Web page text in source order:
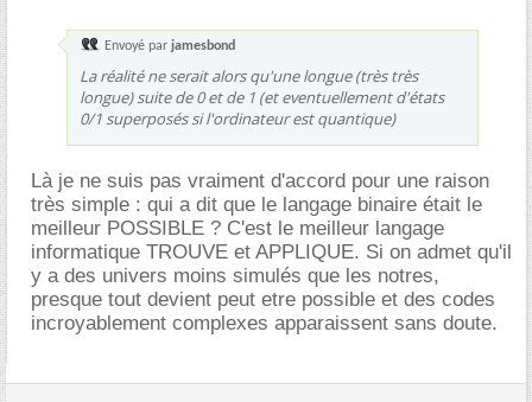
Envoyé par jamesbond
La réalité ne serait alors qu'une longue (très très
longue) suite de 0 et de 1 (et eventuellement d'états
0/1 superposés si l'ordinateur est quantique)
Là je ne suis pas vraiment d'accord pour une raison
très simple : qui a dit que le langage binaire était le
meilleur POSSIBLE ? C'est le meilleur langage
informatique TROUVE et APPLIQUE. Si on admet qu'il
y a des univers moins simulés que les notres,
presque tout devient peut etre possible et des codes
incroyablement complexes apparaissent sans doute.